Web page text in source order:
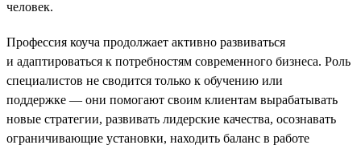
человек.
Профессия коуча продолжает активно развиваться
и адаптироваться к потребностям современного бизнеса. Роль
специалистов не сводится только к обучению или
поддержке — они помогают своим клиентам вырабатывать
новые стратегии, развивать лидерские качества, осознавать
ограничивающие установки, находить баланс в работе